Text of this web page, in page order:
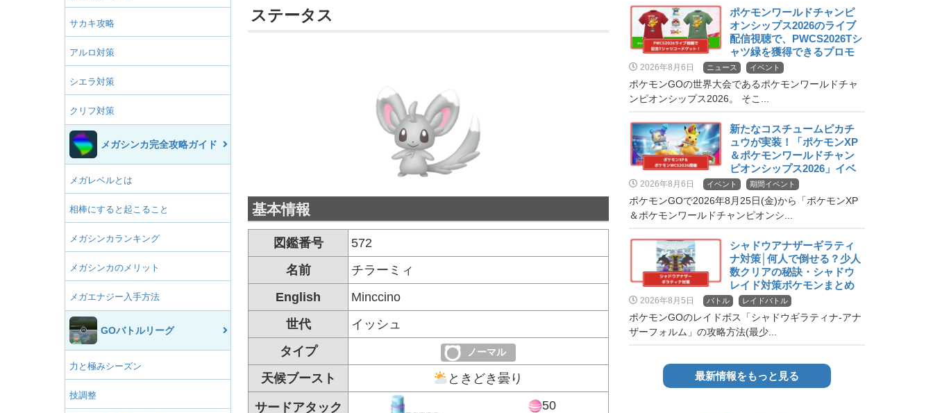
サカキ攻略
アルロ対策
シエラ対策
クリフ対策
メガシンカ完全攻略ガイド
メガレベルとは
相棒にすると起こること
メガシンカランキング
メガシンカのメリット
メガエナジー入手方法
GOバトルリーグ
力と極みシーズン
技調整
ステータス
基本情報
図鑑番号
572
名前
チラーミィ
English
Minccino
世代
イッシュ
タイプ
ノーマル
天候ブースト ときどき曇り
サードアタック
50
ポケモンワールドチャンピ
オンシップス2026のライブ
配信視聴で、PWCS2026Tシ
ャツ緑を獲得できるプロモ
ーションコードが配布！
2026年8月6日 ニュース イベント
ポケモンGOの世界大会であるポケモンワールドチャ
ンピオンシップス2026。 そこ...
新たなコスチュームピカチ
ュウが実装！「ポケモンXP
＆ポケモンワールドチャン
ピオンシップス2026」イベ
ント開催！
2026年8月6日 イベント 期間イベント
ポケモンGOで2026年8月25日(金)から「ポケモンXP
＆ポケモンワールドチャンピオンシ...
シャドウアナザーギラティ
ナ対策│何人で倒せる？少人
数クリアの秘訣・シャドウ
レイド対策ポケモンまとめ
2026年8月5日 バトル レイドバトル
ポケモンGOのレイドボス「シャドウギラティナ-アナ
ザーフォルム」の攻略方法(最少...
最新情報をもっと見る